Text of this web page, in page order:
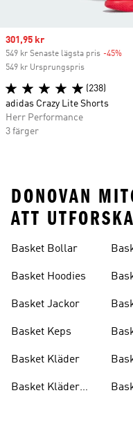
Sale price
301,95 kr
549 kr Senaste lägsta pris -45%
549 kr Ursprungspris
(238)
adidas Crazy Lite Shorts
Herr Performance
3 färger
DONOVAN
ATT UTFORSKA
Basket Bollar
Basket Hoodies
Basket Jackor
Basket Keps
Basket Kläder
Basket Kläder